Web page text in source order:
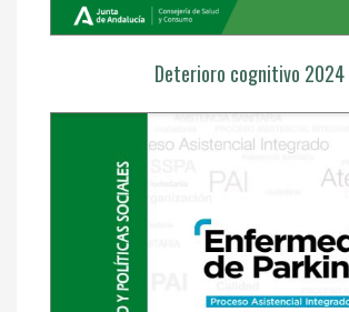
Deterioro cognitivo 2024